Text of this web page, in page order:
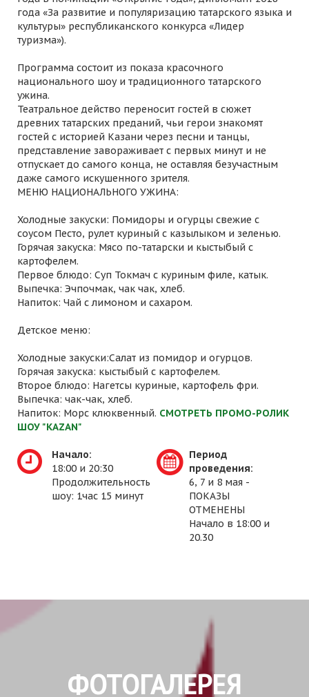
года «За развитие и популяризацию татарского языка и
культуры» республиканского конкурса «Лидер
туризма»).
Программа состоит из показа красочного
национального шоу и традиционного татарского
ужина.
Театральное действо переносит гостей в сюжет
древних татарских преданий, чьи герои знакомят
гостей с историей Казани через песни и танцы,
представление завораживает с первых минут и не
отпускает до самого конца, не оставляя безучастным
даже самого искушенного зрителя.
МЕНЮ НАЦИОНАЛЬНОГО УЖИНА:
Холодные закуски: Помидоры и огурцы свежие с
соусом Песто, рулет куриный с казылыком и зеленью.
Горячая закуска: Мясо по-татарски и кыстыбый с
картофелем.
Первое блюдо: Суп Токмач с куриным филе, катык.
Выпечка: Эчпочмак, чак чак, хлеб.
Напиток: Чай с лимоном и сахаром.
Детское меню:
Холодные закуски:Салат из помидор и огурцов.
Горячая закуска: кыстыбый с картофелем.
Второе блюдо: Нагетсы куриные, картофель фри.
Выпечка: чак-чак, хлеб.
Напиток: Морс клюквенный. СМОТРЕТЬ ПРОМО-РОЛИК
ШОУ "KAZAN"
Начало:
18:00 и 20:30
Продолжительность
шоу: 1час 15 минут
Период
проведения:
6, 7 и 8 мая -
ПОКАЗЫ
ОТМЕНЕНЫ
Начало в 18:00 и
20.30
ФОТОГАЛЕРЕЯ